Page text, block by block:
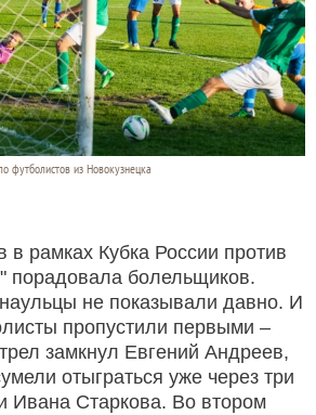
футболистов из Новокузнецка
в рамках Кубка России против
порадовала болельщиков.
не показывали давно. И
пропустили первыми –
замкнул Евгений Андреев,
отыграться уже через три
Ивана Старкова. Во втором